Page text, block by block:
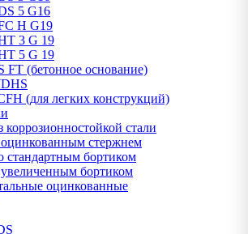
5 G16
H G19
3 G 19
5 G 19
FT (бетонное основание)
(для легких конструкций)
коррозионностойкой стали
стержнем
стандартным бортиком
бортиком
оцинкованные